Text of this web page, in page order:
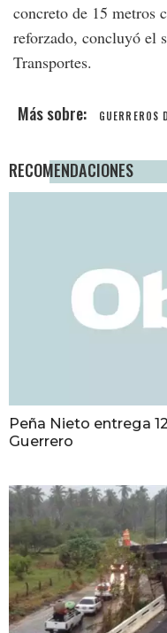
concreto de 15 metros
reforzado, concluyó el
Transportes.
GUERREROS
RECOMENDACIONES
Peña Nieto entrega
Guerrero